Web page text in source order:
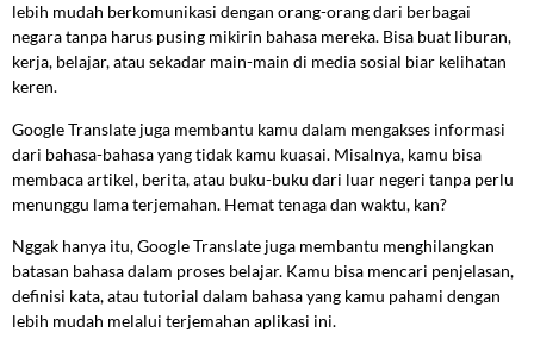
lebih mudah berkomunikasi dengan orang-orang dari berbagai
negara tanpa harus pusing mikirin bahasa mereka. Bisa buat liburan,
kerja, belajar, atau sekadar main-main di media sosial biar kelihatan
keren.
Google Translate juga membantu kamu dalam mengakses informasi
dari bahasa-bahasa yang tidak kamu kuasai. Misalnya, kamu bisa
membaca artikel, berita, atau buku-buku dari luar negeri tanpa perlu
menunggu lama terjemahan. Hemat tenaga dan waktu, kan?
Nggak hanya itu, Google Translate juga membantu menghilangkan
batasan bahasa dalam proses belajar. Kamu bisa mencari penjelasan,
definisi kata, atau tutorial dalam bahasa yang kamu pahami dengan
lebih mudah melalui terjemahan aplikasi ini.